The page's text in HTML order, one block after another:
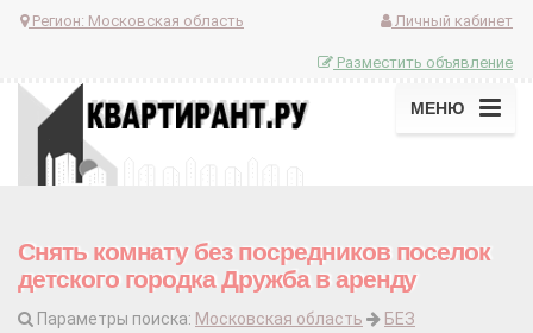
Регион: Московская область Личный кабинет
Разместить объявление
МЕНЮ
Снять комнату без посредников поселок
детского городка Дружба в аренду
Параметры поиска: Московская область
БЕЗ